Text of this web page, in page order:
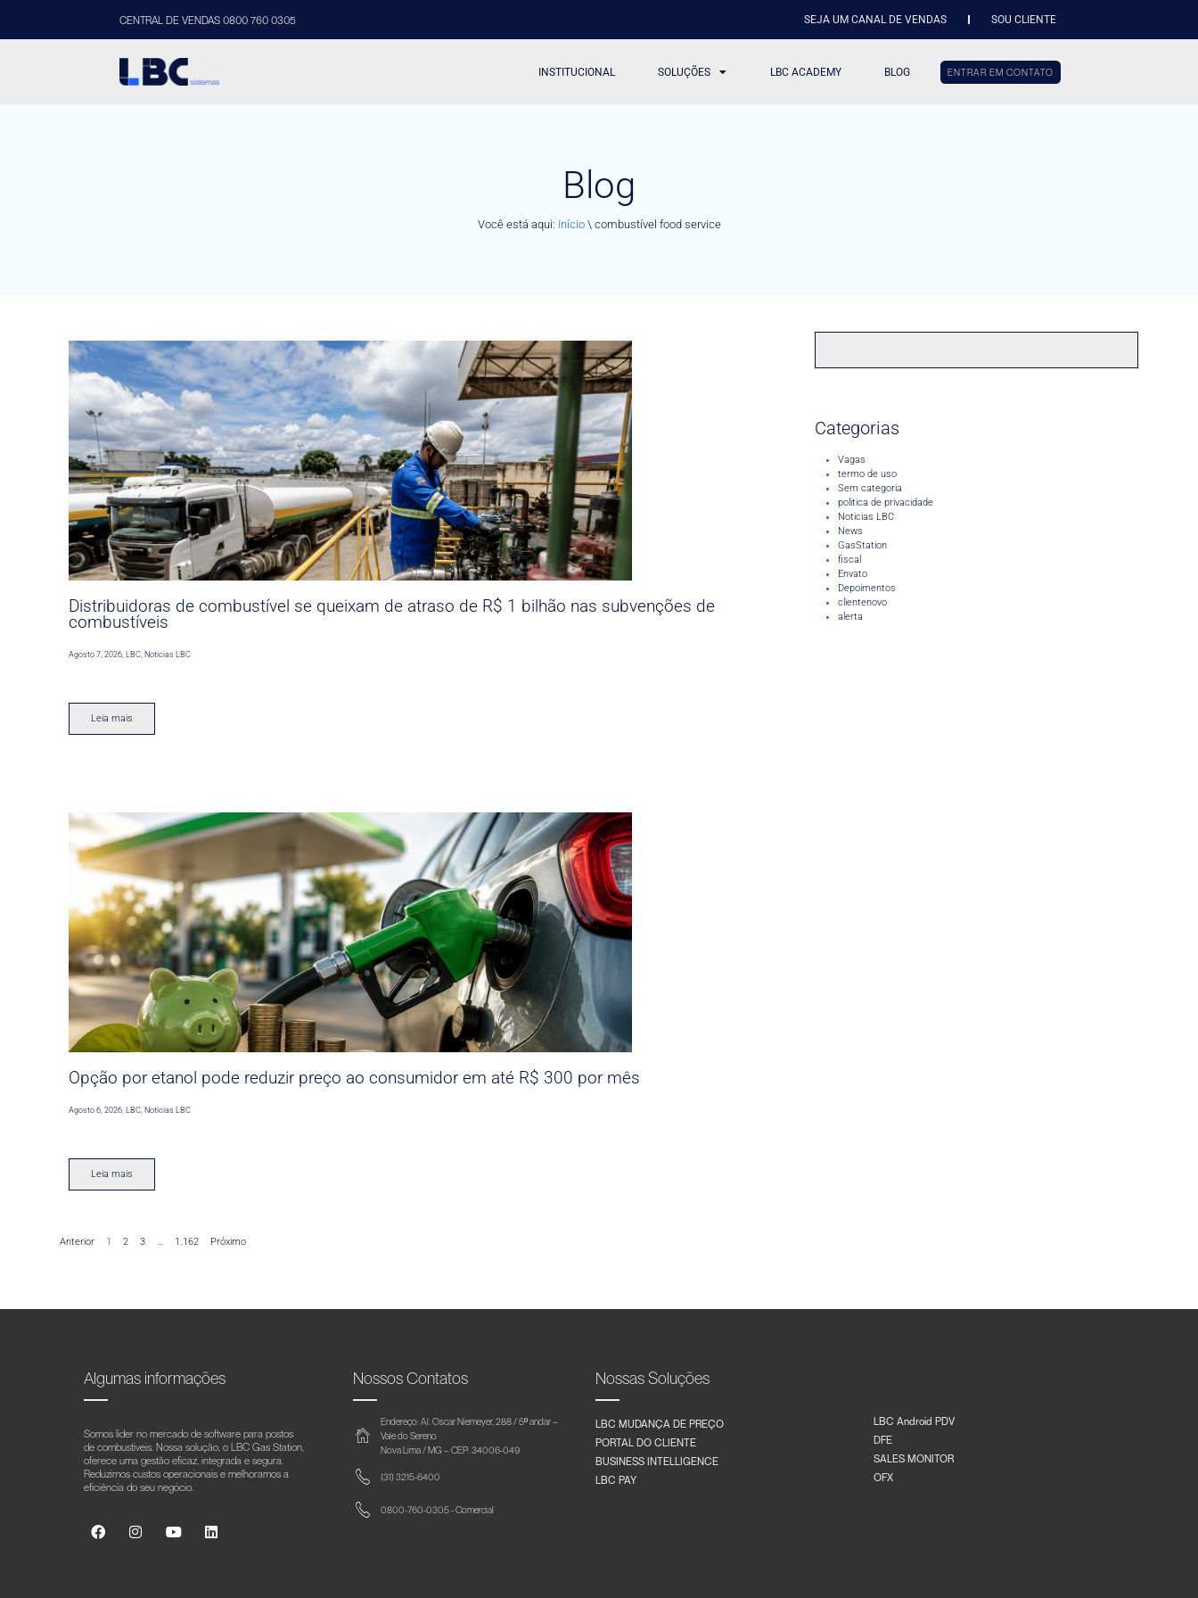
CENTRAL DE VENDAS 0800 760 0305 SEJA UM CANAL DE VENDAS SOU CLIENTE
INSTITUCIONAL SOLUÇÕES LBC ACADEMY BLOG ENTRAR EM CONTATO
Blog
Você está aqui: Início\ combustível food service
Distribuidoras de combustível se queixam de atraso de R$ 1 bilhão nas subvenções de
combustíveis
Agosto 7, 2026,LBC,Noticias LBC
Leia mais
Opção por etanol pode reduzir preço ao consumidor em até R$ 300 por mês
Agosto 6, 2026 ,LBC Noticias LBC
Leia mais
Anterior 1 2 3 … 1.162 Próximo
Categorias
Vagas
termo de uso
Sem categoria
politica de privacidade
Noticias LBC
News
GasStation
fiscal
Envato
Depoimentos
clientenovo
alerta
Algumas informações
Somos líder no mercado de software para postos
de combustíveis. Nossa solução, o LBC Gas Station,
oferece uma gestão eficaz, integrada e segura.
Reduzimos custos operacionais e melhoramos a
eficiência do seu negócio.
Nossos Contatos
Endereço: Al. Oscar Niemeyer, 288 / 5º andar –
Vale do Sereno
Nova Lima / MG – CEP: 34006-049
(31) 3215-6400
0800-760-0305 - Comercial
Nossas Soluções
LBC MUDANÇA DE PREÇO
PORTAL DO CLIENTE
BUSINESS INTELLIGENCE
LBC PAY
LBC Android PDV
DFE
SALES MONITOR
OFX